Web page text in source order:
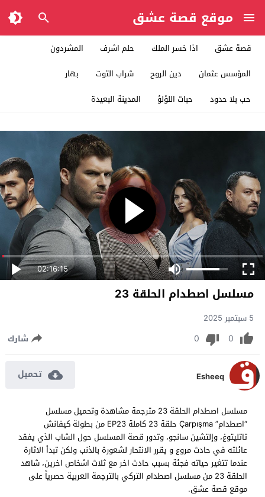
موقع قصة عشق
قصة عشق اذا خسر الملك حلم اشرف
المشردون
المؤسس عثمان
دين الروح شراب التوت
بهار
حب بلا حدود
حبات اللؤلؤ المدينة البعيدة
02:16:15
مسلسل اصطدام الحلقة 23
5 سبتمبر 2025
0
0 شارك
Esheeq تحميل
مسلسل اصطدام الحلقة 23 مترجمة مشاهدة وتحميل مسلسل
“اصطدام” Çarpışma حلقة 23 كاملة EP23 من بطولة كيفانش
تاتليتوغ، وإلتشين سانجو، وتدور قصة المسلسل حول الشاب الذي يفقد
عائلته في حادث مروع و يقرر الانتحار لشعورة بالذنب ولكن تبدأ الاثارة
عندما تتغير حياته فجئة بسبب حادث اخر مع ثلاث اشخاص اخرين، شاهد
الحلقة 23 من مسلسل اصطدام التركي بالترجمة العربية حصرياً على
موقع قصة عشق.